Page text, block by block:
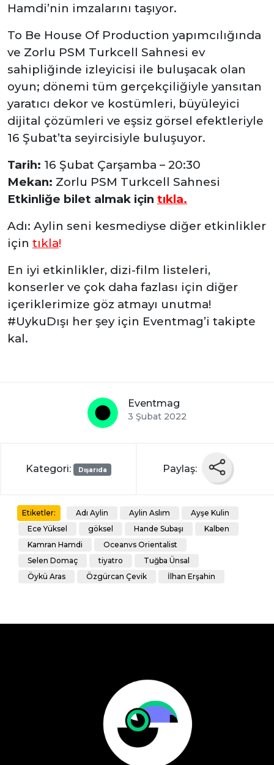
Hamdi’nin imzalarını taşıyor.
To Be House Of Production yapımcılığında
ve Zorlu PSM Turkcell Sahnesi ev
sahipliğinde izleyicisi ile buluşacak olan
oyun; dönemi tüm gerçekçiliğiyle yansıtan
yaratıcı dekor ve kostümleri, büyüleyici
dijital çözümleri ve eşsiz görsel efektleriyle
16 Şubat’ta seyircisiyle buluşuyor.
Tarih: 16 Şubat Çarşamba – 20:30
Mekan: Zorlu PSM Turkcell Sahnesi
Etkinliğe bilet almak için tıkla.
Adı: Aylin seni kesmediyse diğer etkinlikler
için tıkla!
En iyi etkinlikler, dizi-film listeleri,
konserler ve çok daha fazlası için diğer
içeriklerimize göz atmayı unutma!
#UykuDışı her şey için Eventmag’i takipte
kal.
Eventmag
3 Şubat 2022
Kategori: Dışarıda Paylaş:
Etiketler: Adı Aylin Aylin Aslım
Ayşe Kulin
Ece Yüksel
göksel Hande Subaşı
Kalben
Kamran Hamdi
Oceanvs Orientalist
Selen Domaç
tiyatro
Tuğba Ünsal
Öykü Aras
Özgürcan Çevik İlhan Erşahin